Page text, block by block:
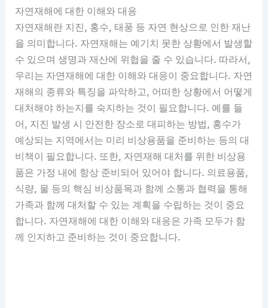
자연재해에 대한 이해와 대응
자연재해란 지진, 홍수, 태풍 등 자연 현상으로 인한 재난
을 의미합니다. 자연재해는 예기치 못한 상황에서 발생할
수 있으며 생명과 재산에 위협을 줄 수 있습니다. 따라서,
우리는 자연재해에 대한 이해와 대응이 중요합니다. 자연
재해의 종류와 특징을 파악하고, 어떠한 상황에서 어떻게
대처해야 하는지를 숙지하는 것이 필요합니다. 예를 들
어, 지진 발생 시 안전한 장소로 대피하는 방법, 홍수가
예상되는 지역에서는 미리 비상용품을 준비하는 등의 대
비책이 필요합니다. 또한, 자연재해 대처를 위한 비상용
품은 가정 내에 항상 준비되어 있어야 합니다. 의료용품,
식량, 물 등의 핵심 비상품목과 함께 소통과 협력을 통해
가족과 함께 대처할 수 있는 계획을 수립하는 것이 중요
합니다. 자연재해에 대한 이해와 대응은 가족 모두가 함
께 인지하고 준비하는 것이 중요합니다.